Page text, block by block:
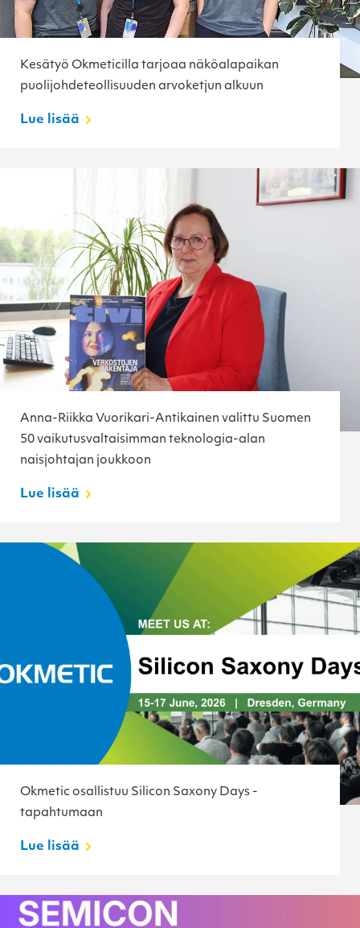
Kesätyö Okmeticilla tarjoaa näköalapaikan
puolijohdeteollisuuden arvoketjun alkuun
Lue lisää
Anna-Riikka Vuorikari-Antikainen valittu Suomen
50 vaikutusvaltaisimman teknologia-alan
naisjohtajan joukkoon
Lue lisää
Okmetic osallistuu Silicon Saxony Days -
tapahtumaan
Lue lisää